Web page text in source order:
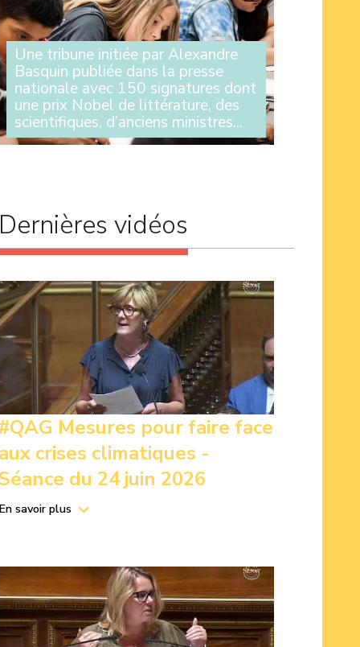
Une tribune initiée par Alexandre
Basquin publiée dans la presse
nationale avec 150 signatures dont
une prix Nobel de littérature, des
scientifiques, d’anciens ministres...
Initiée par le sénateur Alexandre Basquin, la
artificielle générative voulu par (...)
Dernières vidéos
#QAG Mesures pour faire face
aux crises climatiques -
Séance du 24 juin 2026
En savoir plus